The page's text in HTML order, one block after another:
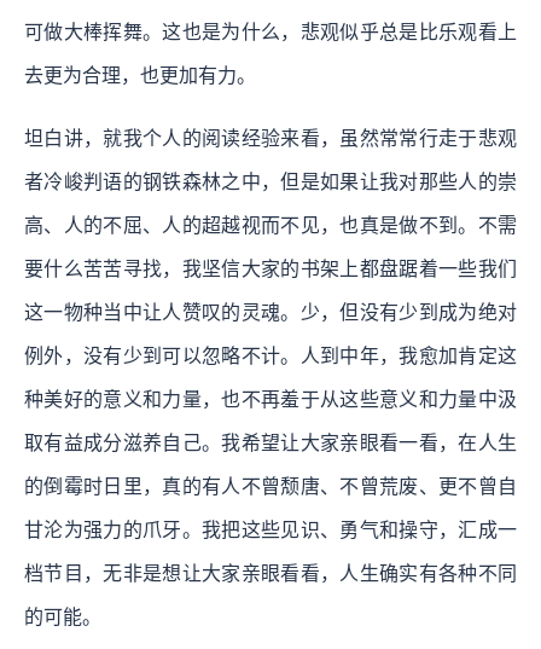
可做大棒挥舞。这也是为什么，悲观似乎总是比乐观看上
去更为合理，也更加有力。
坦白讲，就我个人的阅读经验来看，虽然常常行走于悲观
者冷峻判语的钢铁森林之中，但是如果让我对那些人的崇
高、人的不屈、人的超越视而不见，也真是做不到。不需
要什么苦苦寻找，我坚信大家的书架上都盘踞着一些我们
这一物种当中让人赞叹的灵魂。少，但没有少到成为绝对
例外，没有少到可以忽略不计。人到中年，我愈加肯定这
种美好的意义和力量，也不再羞于从这些意义和力量中汲
取有益成分滋养自己。我希望让大家亲眼看一看，在人生
的倒霉时日里，真的有人不曾颓唐、不曾荒废、更不曾自
甘沦为强力的爪牙。我把这些见识、勇气和操守，汇成一
档节目，无非是想让大家亲眼看看，人生确实有各种不同
的可能。